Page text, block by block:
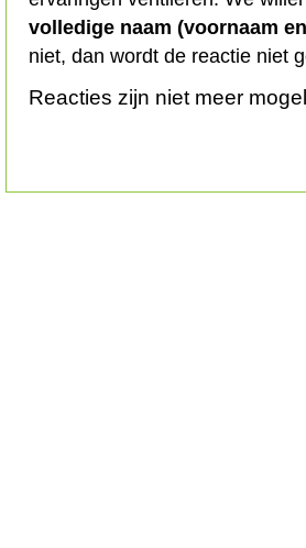
volledige naam (voornaam
niet, dan wordt de reactie niet
Reacties zijn niet meer